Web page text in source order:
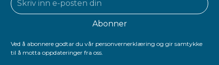
Ved å abonnere godtar du vår personvernerklæring og gir samtykke
til å motta oppdateringer fra oss.